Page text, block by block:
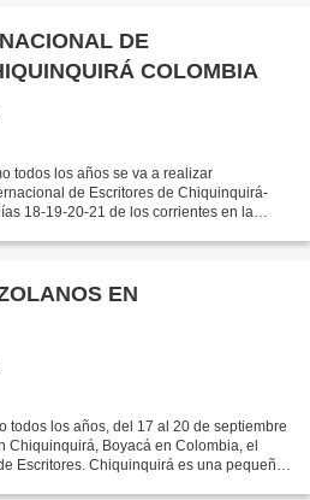
DE
COLOMBIA
todos los años se va a realizar
de Escritores de Chiquinquirá-
18-19-20-21 de los corrientes en la
EN
todos los años, del 17 al 20 de septiembre
Chiquinquirá, Boyacá en Colombia, el
Escritores. Chiquinquirá es una pequeña